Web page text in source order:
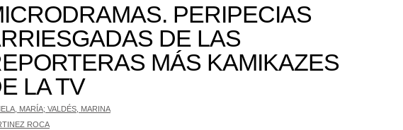
PERIPECIAS
DE LAS
MÁS KAMIKAZES
LA TV
MARÍA; VALDÉS, MARINA
ROCA